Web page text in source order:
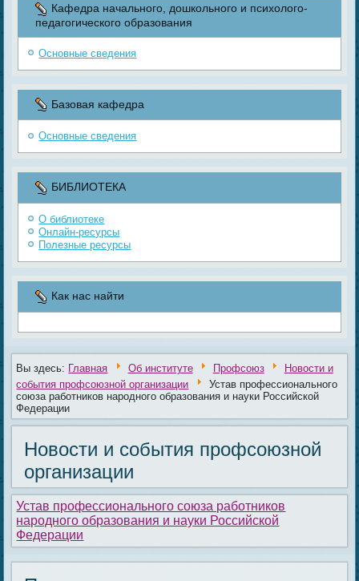
Кафедра начального, дошкольного и психолого-
педагогического образования
Основные сведения
Базовая кафедра
Основные сведения
БИБЛИОТЕКА
О библиотеке
Онлайн-ресурсы
Полезные ресурсы
Как нас найти
Вы здесь: Главная Об институте Профсоюз
Новости и
события профсоюзной организации
Устав профессионального
союза работников народного образования и науки Российской
Федерации
Новости и события профсоюзной
организации
Устав профессионального союза работников
народного образования и науки Российской
Федерации